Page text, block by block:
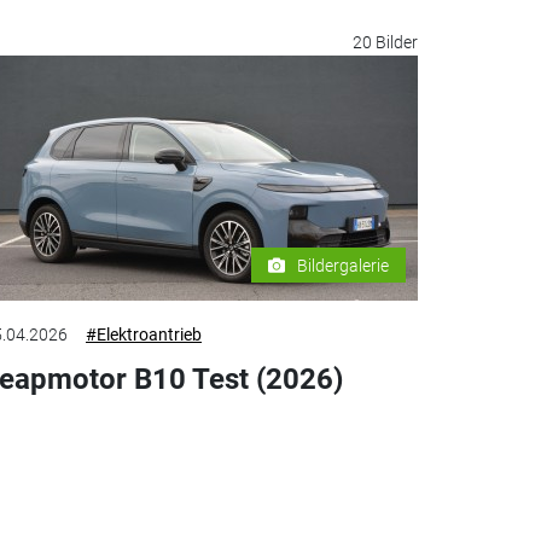
20 Bilder
Bildergalerie
#Elektroantrieb
B10 Test (2026)